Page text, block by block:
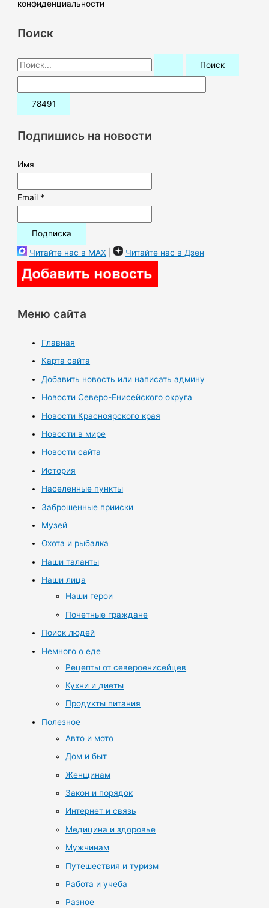
конфиденциальности
Поиск
П
о
и
:Подпишись на новости
Имя
Email *
Читайте нас в MAX | Читайте нас в Дзен
Меню сайта
Главная
Карта сайта
Добавить новость или написать админу
Новости Северо-Енисейского округа
Новости Красноярского края
Новости в мире
Новости сайта
История
Населенные пункты
Заброшенные прииски
Музей
Охота и рыбалка
Наши таланты
Наши лица
Наши герои
Почетные граждане
Поиск людей
Немного о еде
Рецепты от североенисейцев
Кухни и диеты
Продукты питания
Полезное
Авто и мото
Дом и быт
Женщинам
Закон и порядок
Интернет и связь
Медицина и здоровье
Мужчинам
Путешествия и туризм
Работа и учеба
Разное